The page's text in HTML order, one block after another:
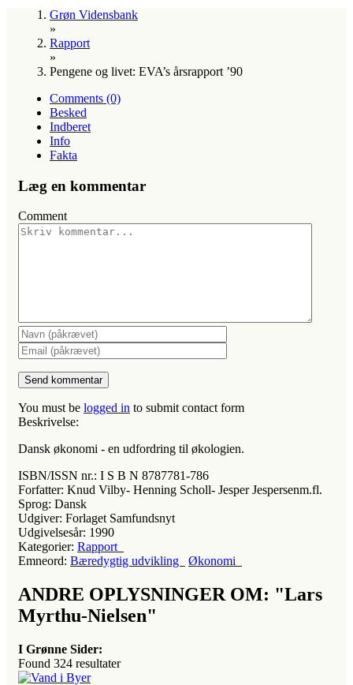
Grøn Vidensbank
»
Rapport
»
Pengene og livet: EVA’s årsrapport ’90
Comments (0)
Besked
Indberet
Info
Fakta
Læg en kommentar
Comment
You must be logged in to submit contact form
Beskrivelse:
Dansk økonomi - en udfordring til økologien.
ISBN/ISSN nr.: I S B N 8787781-786
Forfatter: Knud Vilby- Henning Scholl- Jesper Jespersenm.fl.
Sprog: Dansk
Udgiver: Forlaget Samfundsnyt
Udgivelsesår: 1990
Kategorier: Rapport
Emneord: Bæredygtig udvikling Økonomi
ANDRE OPLYSNINGER OM: "Lars
Myrthu-Nielsen"
I Grønne Sider:
Found 324 resultater